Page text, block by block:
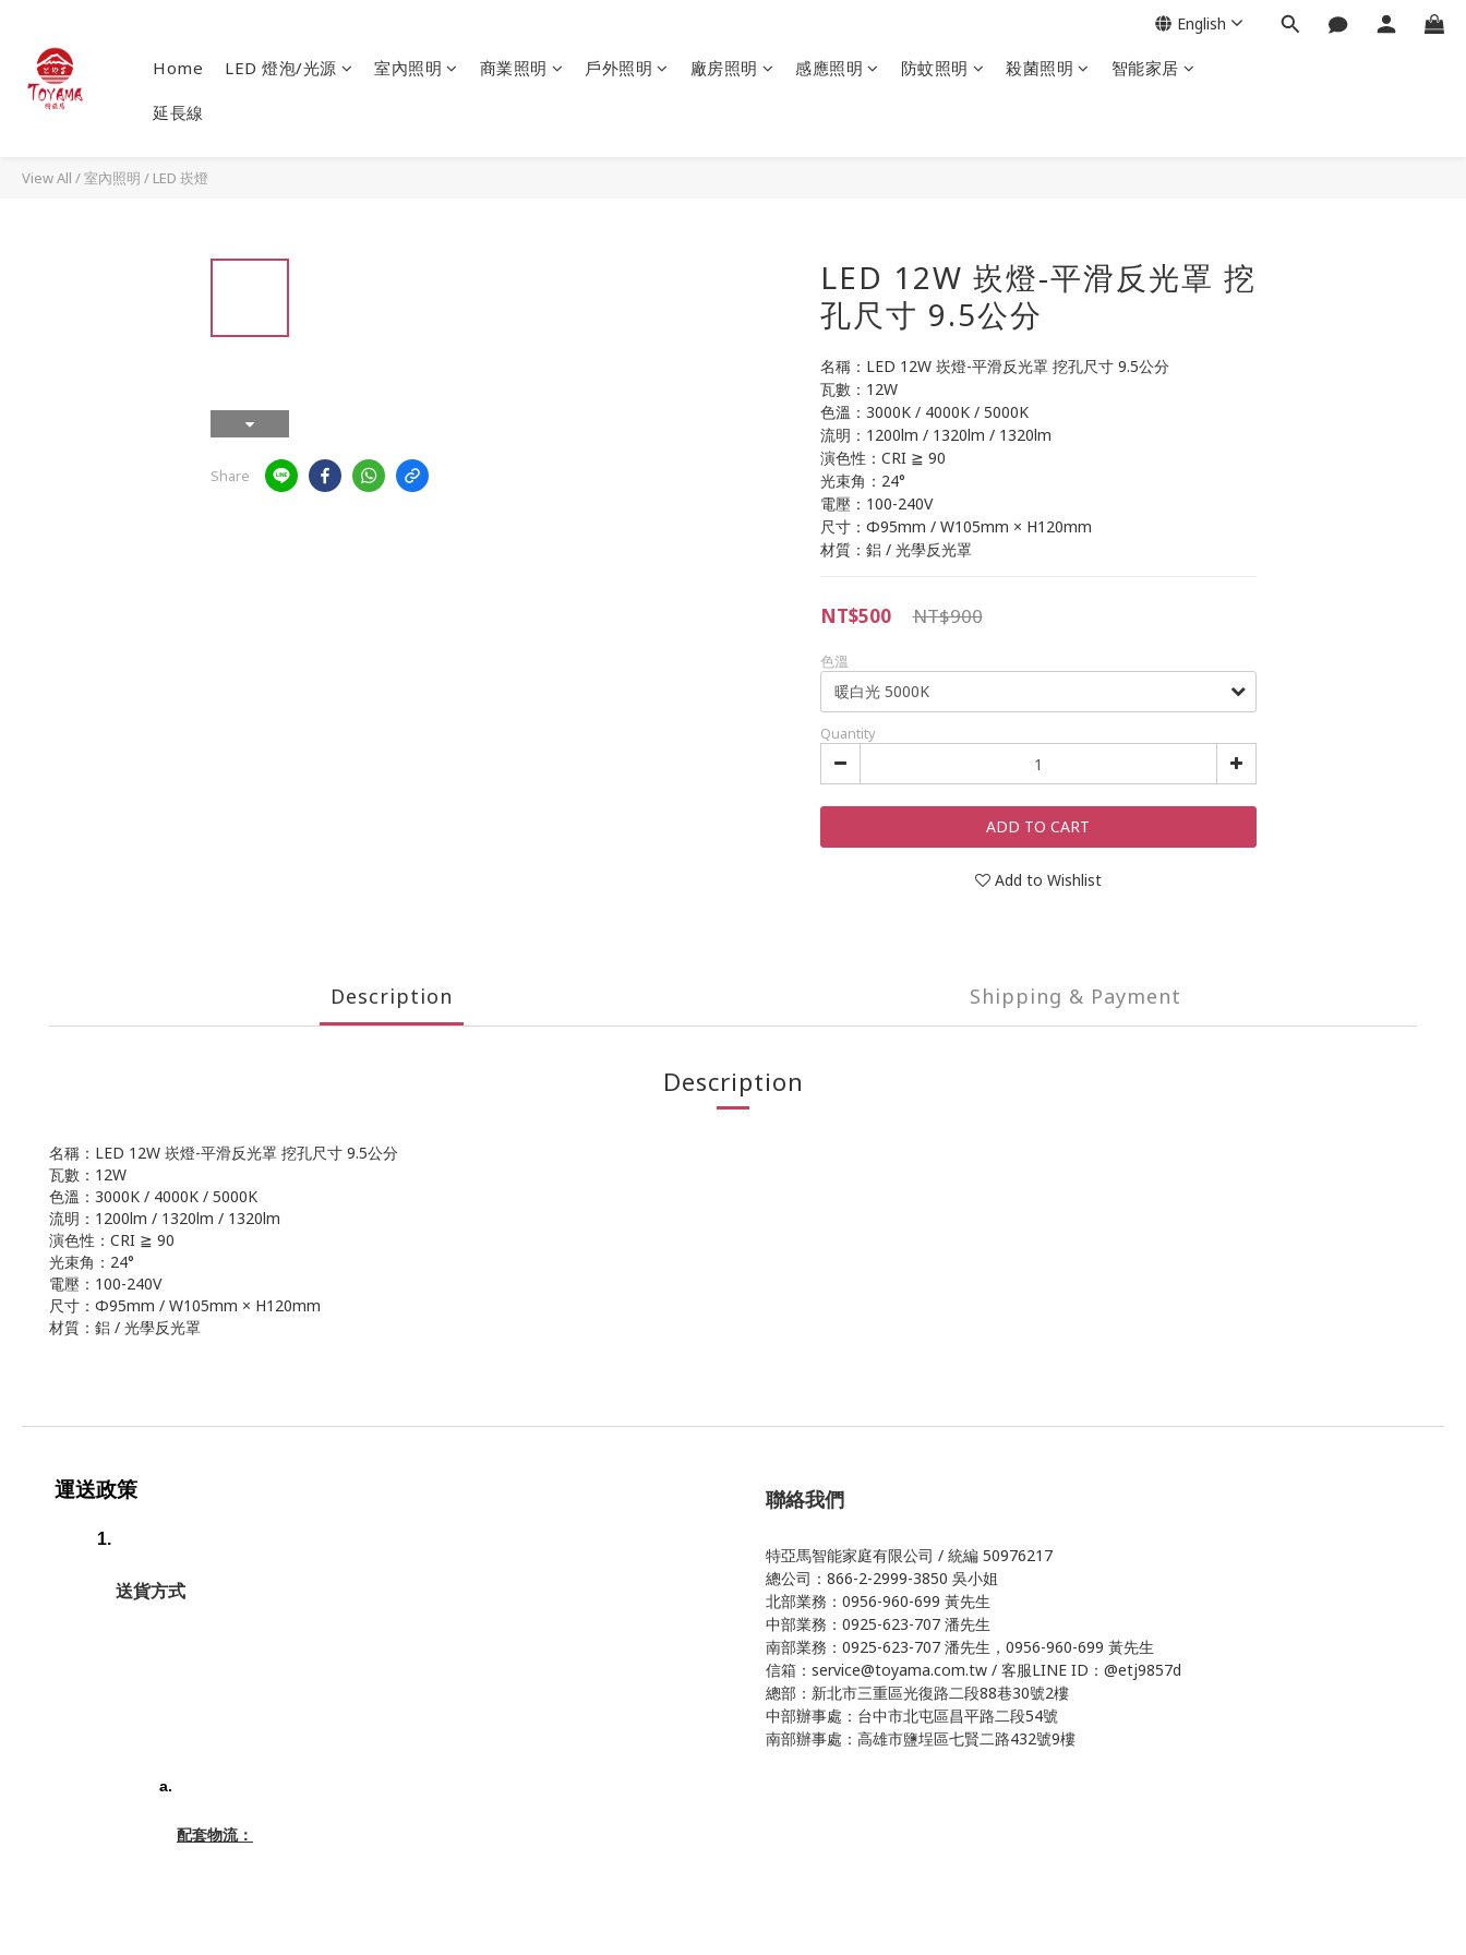
Home LED 燈泡/光源 室內照明 商業照明 戶外照明 廠房照明 感應照明 防蚊照明 殺菌照明 智能家居
延長線
English
View All /室內照明 / LED 崁燈
Share
LED 12W 崁燈-平滑反光罩 挖
孔尺寸 9.5公分
名稱：LED 12W 崁燈-平滑反光罩 挖孔尺寸 9.5公分
瓦數：12W
色溫：3000K / 4000K / 5000K
流明：1200lm / 1320lm / 1320lm
演色性：CRI ≧ 90
光束角：24°
電壓：100-240V
尺寸：Φ95mm / W105mm × H120mm
材質：鋁 / 光學反光罩
NT$900
NT$500
色溫
Quantity
ADD TO CART
Add to Wishlist
Description Shipping & Payment
Description
名稱：LED 12W 崁燈-平滑反光罩 挖孔尺寸 9.5公分
瓦數：12W
色溫：3000K / 4000K / 5000K
流明：1200lm / 1320lm / 1320lm
演色性：CRI ≧ 90
光束角：24°
電壓：100-240V
尺寸：Φ95mm / W105mm × H120mm
材質：鋁 / 光學反光罩
運送政策
送貨方式
配套物流：
聯絡我們
特亞馬智能家庭有限公司 / 統編 50976217
總公司：866-2-2999-3850 吳小姐
北部業務：0956-960-699 黃先生
中部業務：0925-623-707 潘先生
南部業務：0925-623-707 潘先生，0956-960-699 黃先生
信箱：service@toyama.com.tw / 客服LINE ID：@etj9857d
總部：新北市三重區光復路二段88巷30號2樓
中部辦事處：台中市北屯區昌平路二段54號
南部辦事處：高雄市鹽埕區七賢二路432號9樓